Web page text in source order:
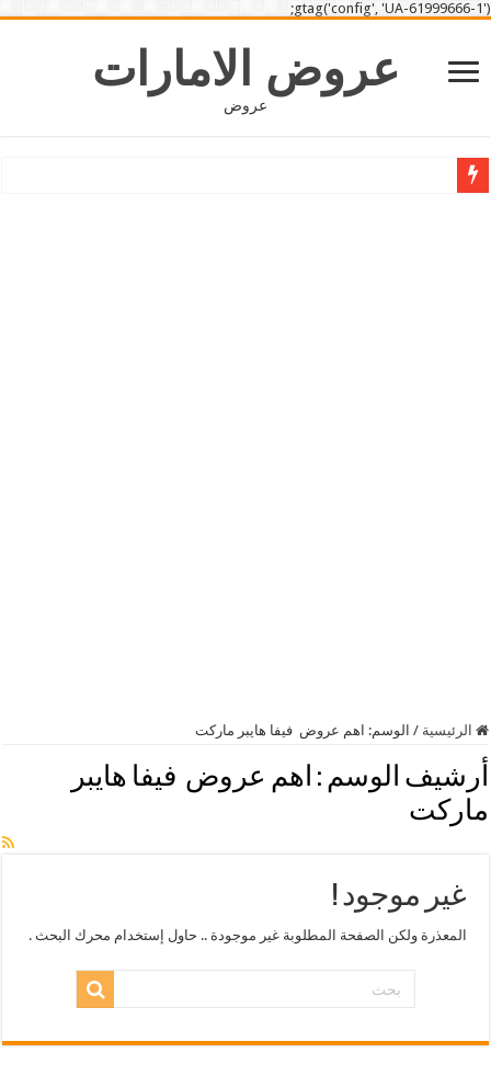
gtag('config', 'UA-61999666-1');
عروض الامارات
عروض
الرئيسية / الوسم: اهم عروض فيفا هايبر ماركت
أرشيف الوسم : اهم عروض فيفا هايبر
ماركت
غير موجود !
المعذرة ولكن الصفحة المطلوبة غير موجودة .. حاول إستخدام محرك البحث .